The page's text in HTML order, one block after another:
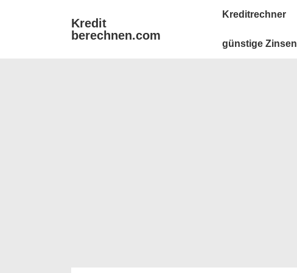
Kredit
berechnen.com
Main
Kreditrechner
günstige Zinsen